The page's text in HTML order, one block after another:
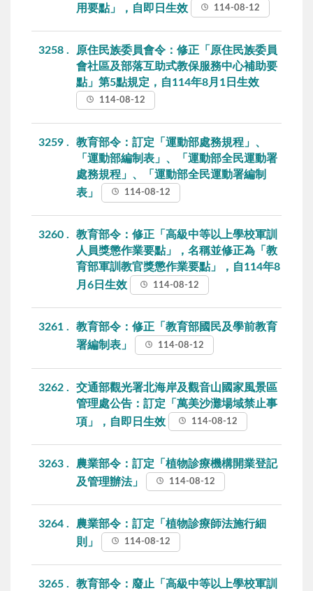
用要點」，自即日生效 114-08-12
3258
原住民族委員會令：修正「原住民族委員
會社區及部落互助式教保服務中心補助要
點」第5點規定，自114年8月1日生效
114-08-12
3259
教育部令：訂定「運動部處務規程」、
「運動部編制表」、「運動部全民運動署
處務規程」、「運動部全民運動署編制
表」
114-08-12
3260
教育部令：修正「高級中等以上學校軍訓
人員獎懲作業要點」，名稱並修正為「教
育部軍訓教官獎懲作業要點」，自114年8
月6日生效
114-08-12
3261
教育部令：修正「教育部國民及學前教育
署編制表」
114-08-12
3262
交通部觀光署北海岸及觀音山國家風景區
管理處公告：訂定「萬美沙灘場域禁止事
項」，自即日生效
114-08-12
3263
農業部令：訂定「植物診療機構開業登記
及管理辦法」
114-08-12
3264
農業部令：訂定「植物診療師法施行細
則」
114-08-12
3265
教育部令：廢止「高級中等以上學校軍訓